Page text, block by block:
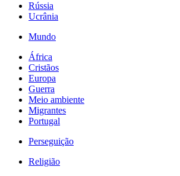
Rússia
Ucrânia
Mundo
África
Cristãos
Europa
Guerra
Meio ambiente
Migrantes
Portugal
Perseguição
Religião